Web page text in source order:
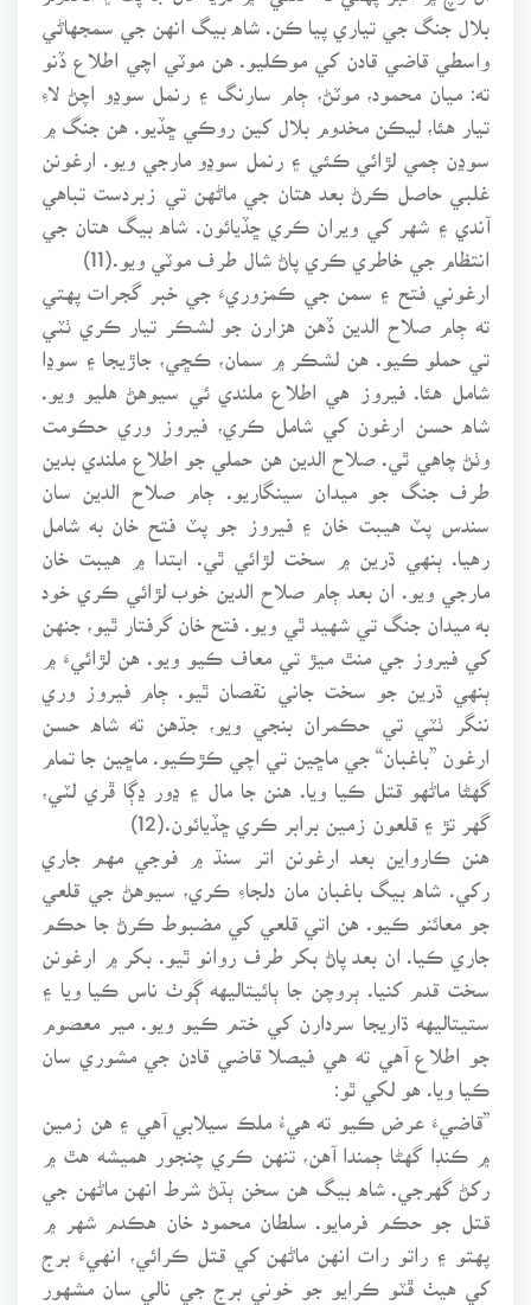
بلال جنگ جي تياري پيا ڪن. شاه بيگ انهن جي سمجهاڻي
واسطي قاضي قادن کي موڪليو. هن موٽي اچي اطلاع ڏنو
ته: ميان محمود، موٽڻ، ڄام سارنگ ۽ رنمل سوڍو اچڻ لاءِ
تيار هئا، ليڪن مخدوم بلال کين روڪي ڇڏيو. هن جنگ ۾
سوڍن ڄمي لڙائي ڪئي ۽ رنمل سوڍو مارجي ويو. ارغونن
غلبي حاصل ڪرڻ بعد هتان جي ماڻهن تي زبردست تباهي
آندي ۽ شهر کي ويران ڪري ڇڏيائون. شاه بيگ هتان جي
انتظام جي خاطري ڪري پاڻ شال طرف موٽي ويو.(11)
ارغوني فتح ۽ سمن جي ڪمزوريءَ جي خبر گجرات پهتي
ته ڄام صلاح الدين ڏهن هزارن جو لشڪر تيار ڪري ٺٽي
تي حملو ڪيو. هن لشڪر ۾ سمان، ڪڇي، جاڙيجا ۽ سوڍا
شامل هئا. فيروز هي اطلاع ملندي ئي سيوهڻ هليو ويو.
شاه حسن ارغون کي شامل ڪري، فيروز وري حڪومت
وٺڻ چاهي ٿي. صلاح الدين هن حملي جو اطلاع ملندي بدين
طرف جنگ جو ميدان سينگاريو. ڄام صلاح الدين سان
سندس پٽ هيبت خان ۽ فيروز جو پٽ فتح خان به شامل
رهيا. ٻنهي ڌرين ۾ سخت لڙائي ٿي. ابتدا ۾ هيبت خان
مارجي ويو. ان بعد ڄام صلاح الدين خوب لڙائي ڪري خود
به ميدان جنگ تي شهيد ٿي ويو. فتح خان گرفتار ٿيو، جنهن
کي فيروز جي منٿ ميڙ تي معاف ڪيو ويو. هن لڙائيءَ ۾
ٻنهي ڌرين جو سخت جاني نقصان ٿيو. ڄام فيروز وري
ننگر ٺٽي تي حڪمران بنجي ويو، جڌهن ته شاه حسن
ارغون ”باغبان“ جي ماڇين تي اچي ڪڙڪيو. ماڇين جا تمام
گهڻا ماڻهو قتل ڪيا ويا. هنن جا مال ۽ ڍور ڍڳا ڦري لٽي،
گهر تڙ ۽ قلعون زمين برابر ڪري ڇڏيائون.(12)
هنن ڪارواين بعد ارغونن اتر سنڌ ۾ فوجي مهم جاري
رکي. شاه بيگ باغبان مان دلجاءِ ڪري، سيوهڻ جي قلعي
جو معائنو ڪيو. هن اتي قلعي کي مضبوط ڪرڻ جا حڪم
جاري ڪيا. ان بعد پاڻ بکر طرف روانو ٿيو. بکر ۾ ارغونن
سخت قدم کنيا. ٻروچن جا ٻائيتاليهه ڳوٺ ناس ڪيا ويا ۽
ستيتاليهه ڌاريجا سردارن کي ختم ڪيو ويو. مير معصوم
جو اطلاع آهي ته هي فيصلا قاضي قادن جي مشوري سان
ڪيا ويا. هو لکي ٿو:
”قاضيءَ عرض ڪيو ته هيءُ ملڪ سيلابي آهي ۽ هن زمين
۾ ڪنڊا گهڻا ڄمندا آهن، تنهن ڪري چنجور هميشه هٿ ۾
رکڻ گهرجي. شاه بيگ هن سخن ٻڌڻ ‏شرط انهن ماڻهن جي
قتل جو حڪم فرمايو. سلطان محمود خان هڪدم شهر ۾
پهتو ۽ راتو رات انهن ماڻهن کي قتل ڪرائي، انهيءَ برج
کي هيٺ ڦٽو ڪرايو جو خوني برج جي نالي سان مشهور